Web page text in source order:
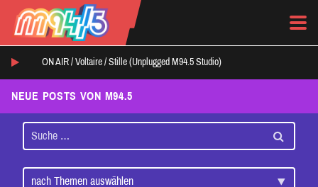
ON AIR / Voltaire / Stille (Unplugged M94.5 Studio)
NEUE POSTS VON M94.5